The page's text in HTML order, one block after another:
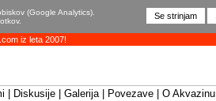
(Google Analytics).
iz leta 2007!
Diskusije Galerija Povezave
O Akvazinu